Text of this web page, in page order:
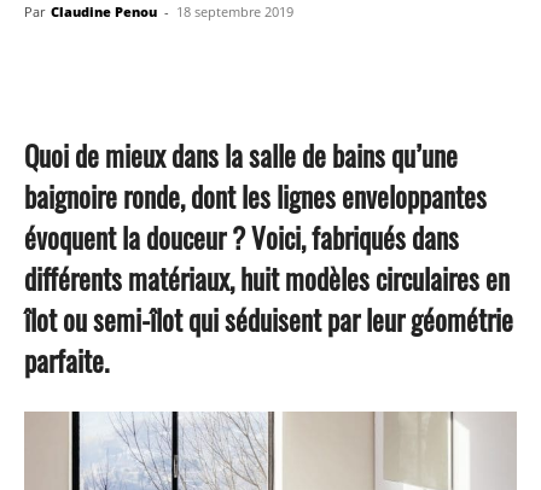
Par Claudine Penou - 18 septembre 2019
Quoi de mieux dans la salle de bains qu’une
baignoire ronde, dont les lignes enveloppantes
évoquent la douceur ? Voici, fabriqués dans
différents matériaux, huit modèles circulaires en
îlot ou semi-îlot qui séduisent par leur géométrie
parfaite.